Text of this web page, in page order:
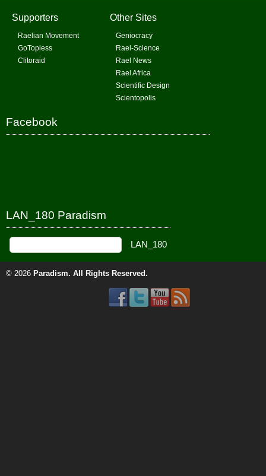
Supporters
Raelian Movement
GoTopless
Clitoraid
Other Sites
Geniocracy
Rael-Science
Rael News
Rael Africa
Scientific Design
Scientopolis
Facebook
LAN_180 Paradism
© 2026 Paradism. All Rights Reserved.